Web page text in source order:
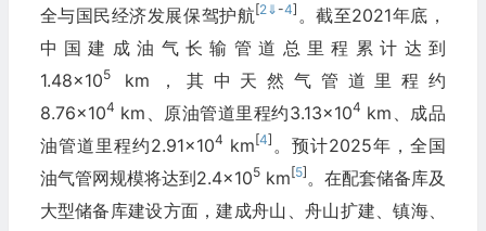
全与国民经济发展保驾护航[2⇓-4] 。截至2021年底，
中国建成油气长输管道总里程累计达到
1.48×105km，其中天然气管道里程约
8.76×104 km、原油管道里程约3.13×104 km、成品
油管道里程约2.91×104 km[4] 。预计2025年，全国
油气管网规模将达到2.4×105km[5]。在配套储备库及
大型储备库建设方面，建成舟山、舟山扩建、镇海、